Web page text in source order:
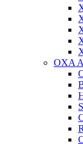
OXA